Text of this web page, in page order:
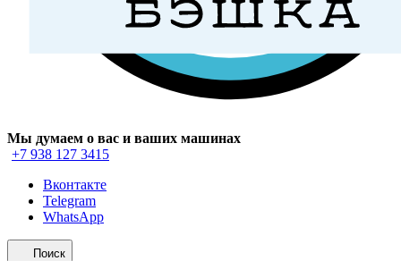
Мы думаем о вас и ваших машинах
+7 938 127 3415
Вконтакте
Telegram
WhatsApp
Поиск